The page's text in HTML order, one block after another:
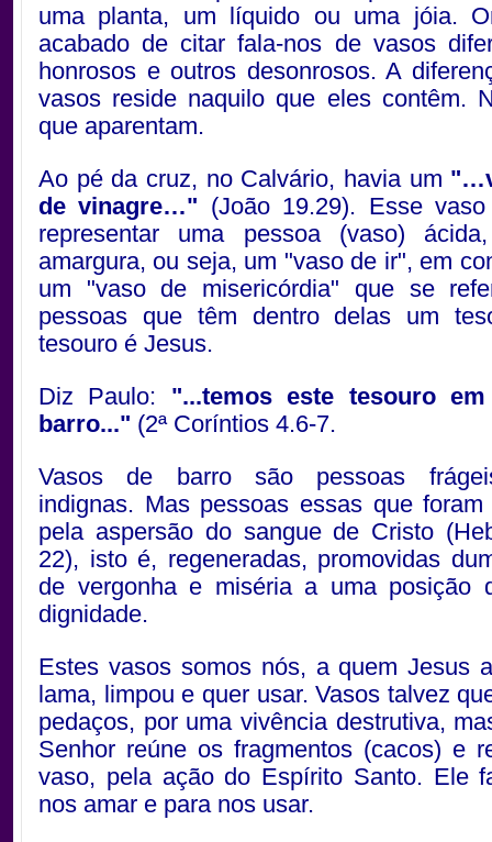
uma planta, um líquido ou uma jóia.
acabado de citar fala-nos de vasos
honrosos e outros desonrosos. A
vasos reside naquilo que eles contêm.
que aparentam.
Ao pé da cruz, no Calvário, havia um
de vinagre…" (João 19.29). Esse
representar uma pessoa (vaso)
amargura, ou seja, um "vaso de ir", em
um "vaso de misericórdia" que se
pessoas que têm dentro delas um
tesouro é Jesus.
Diz Paulo: "...temos este tesouro
barro..." (2ª Coríntios 4.6-7.
Vasos de barro são pessoas
indignas. Mas pessoas essas que foram
pela aspersão do sangue de Cristo
22), isto é, regeneradas, promovidas
de vergonha e miséria a uma posição
dignidade.
Estes vasos somos nós, a quem Jesus
lama, limpou e quer usar. Vasos talvez
pedaços, por uma vivência destrutiva,
Senhor reúne os fragmentos (cacos) e
vaso, pela ação do Espírito Santo. Ele
nos amar e para nos usar.